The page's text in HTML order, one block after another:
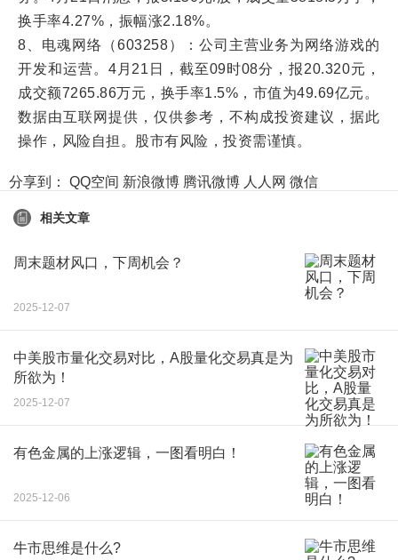
换手率4.27%，振幅涨2.18%。
8、电魂网络（603258）：公司主营业务为网络游戏的
开发和运营。4月21日，截至09时08分，报20.320元，
成交额7265.86万元，换手率1.5%，市值为49.69亿元。
数据由互联网提供，仅供参考，不构成投资建议，据此
操作，风险自担。股市有风险，投资需谨慎。
分享到： QQ空间 新浪微博 腾讯微博 人人网 微信
相关文章
周末题材风口，下周机会？
2025-12-07
中美股市量化交易对比，A股量化交易真是为
所欲为！
2025-12-07
有色金属的上涨逻辑，一图看明白！
2025-12-06
牛市思维是什么?